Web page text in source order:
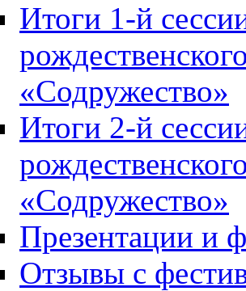
Итоги 1-й
«Содружество»
Итоги 2-й
«Содружество»
Презентации и
Отзывы с